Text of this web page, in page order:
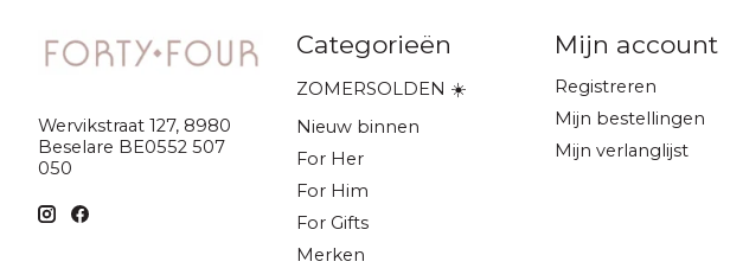
Wervikstraat 127, 8980
Beselare BE0552 507
050
Categorieën
ZOMERSOLDEN ☀️
Nieuw binnen
For Her
For Him
For Gifts
Merken
Mijn account
Registreren
Mijn bestellingen
Mijn verlanglijst